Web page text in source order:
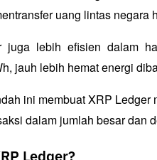
uang lintas negara
lebih efisien dalam
jauh lebih hemat energi
ini membuat XRP
dalam jumlah besar dan
Ledger?